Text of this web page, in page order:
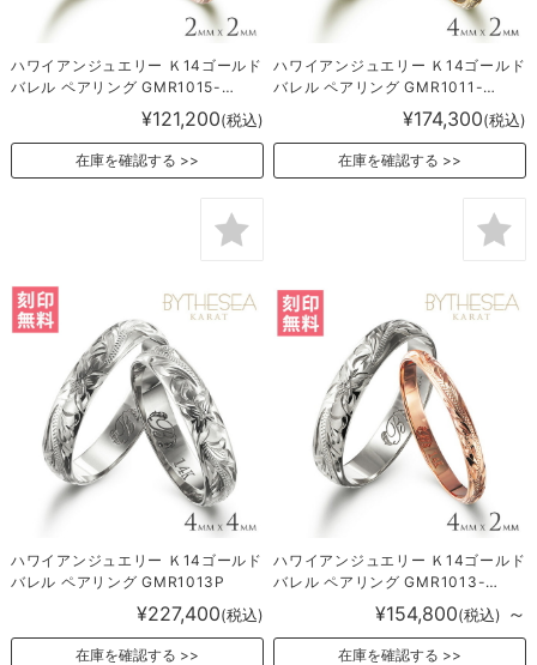
ハワイアンジュエリー Ｋ14ゴールド
バレル ペアリング GMR1015-
¥121,200(税込)
在庫を確認する
ハワイアンジュエリー Ｋ14ゴールド
バレル ペアリング GMR1011-
¥174,300(税込)
在庫を確認する
ハワイアンジュエリー Ｋ14ゴールド
バレル ペアリング GMR1013P
¥227,400(税込)
在庫を確認する
ハワイアンジュエリー Ｋ14ゴールド
バレル ペアリング GMR1013-
¥154,800(税込) ～
在庫を確認する